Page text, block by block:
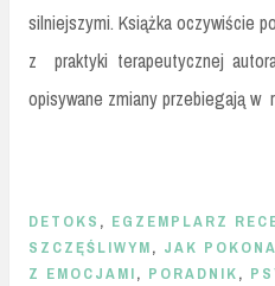
silniejszymi. Książka oczywiście
z praktyki terapeutycznej
opisywane zmiany przebiegają w
DETOKS , EGZEMPLARZ
SZCZĘŚLIWYM, JAK
Z EMOCJAMI, PORADNIK,